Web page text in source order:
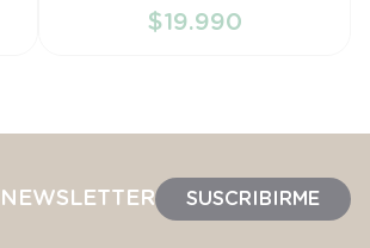
AÑADIR AL CARRITO
$19.990
SUSCRIBIRME